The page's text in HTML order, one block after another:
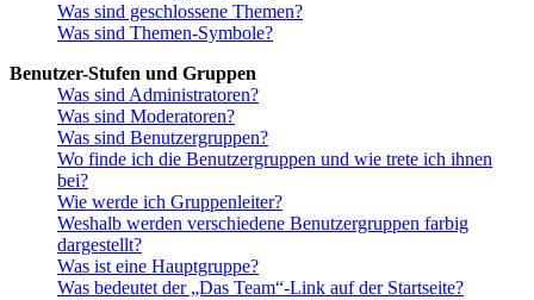
Was sind geschlossene Themen?
Was sind Themen-Symbole?
Benutzer-Stufen und Gruppen
Was sind Administratoren?
Was sind Moderatoren?
Was sind Benutzergruppen?
Wo finde ich die Benutzergruppen und wie trete ich ihnen
bei?
Wie werde ich Gruppenleiter?
Weshalb werden verschiedene Benutzergruppen farbig
dargestellt?
Was ist eine Hauptgruppe?
Was bedeutet der „Das Team“-Link auf der Startseite?